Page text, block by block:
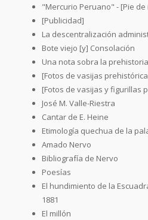
"Mercurio Peruano" - [Pie
[Publicidad]
La descentralización
Bote viejo [y] Consolación
Una nota sobra la
[Fotos de vasijas
[Fotos de vasijas y figurillas
José M. Valle-Riestra
Cantar de E. Heine
Etimología quechua de la
Amado Nervo
Bibliografía de Nervo
Poesías
El hundimiento de la
1881
El millón